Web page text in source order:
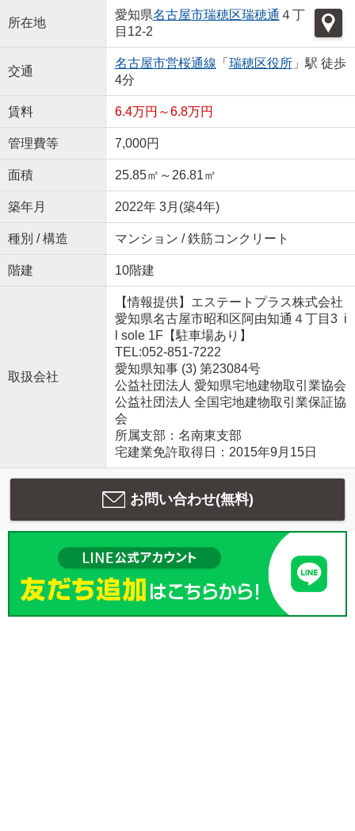
所在地
愛知県名古屋市瑞穂区瑞穂通 ４丁
目12-2
交通
名古屋市営桜通線 「 瑞穂区役所」駅 徒歩
4分
賃料 6.4万円～6.8万円
管理費等 7,000円
面積 25.85㎡～26.81㎡
築年月 2022年 3月(築4年)
種別 / 構造 マンション / 鉄筋コンクリート
階建 10階建
取扱会社
【情報提供】エステートプラス株式会社
愛知県名古屋市昭和区阿由知通４丁目3 i
l sole 1F【駐車場あり】
TEL:052-851-7222
愛知県知事 (3) 第23084号
公益社団法人 愛知県宅地建物取引業協会
公益社団法人 全国宅地建物取引業保証協
会
所属支部：名南東支部
宅建業免許取得日：2015年9月15日
お問い合わせ(無料)